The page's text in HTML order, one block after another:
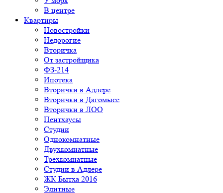
В центре
Квартиры
Новостройки
Недорогие
Вторичка
От застройщика
ФЗ-214
Ипотека
Вторички в Адлере
Вторички в Дагомысе
Вторички в ЛОО
Пентхаусы
Студии
Однокомнатные
Двухкомнатные
Трехкомнатные
Студии в Адлере
ЖК Бытха 2016
Элитные